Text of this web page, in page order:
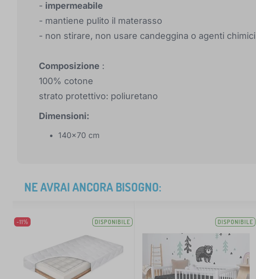
- impermeabile
- mantiene pulito il materasso
- non stirare, non usare candeggina o agenti chimici
Composizione :
100% cotone
strato protettivo: poliuretano
Dimensioni:
140x70 cm
NE AVRAI ANCORA BISOGNO:
-11% DISPONIBILE DISPONIBILE